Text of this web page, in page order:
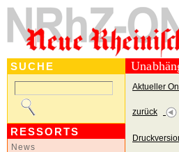
SUCHE
RESSORTS
News
Aktueller
zurück